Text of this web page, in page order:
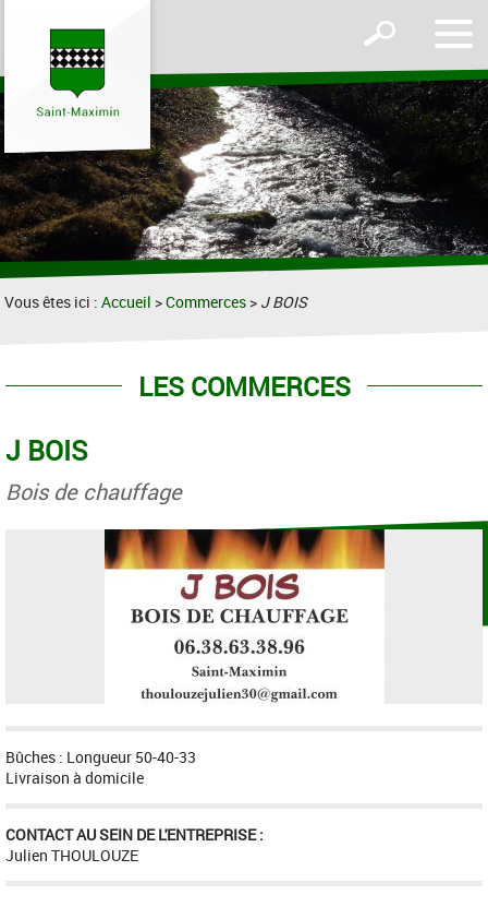
le
Afficher
formulaire
de
recherche
Vous êtes ici :Accueil >Commerces > J BOIS
LES COMMERCES
J BOIS
Bois de chauffage
Bûches : Longueur 50-40-33
Livraison à domicile
CONTACT AU SEIN DE L'ENTREPRISE :
Julien THOULOUZE